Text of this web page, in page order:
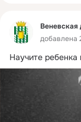
Веневская
добавлена
Научите ребенка